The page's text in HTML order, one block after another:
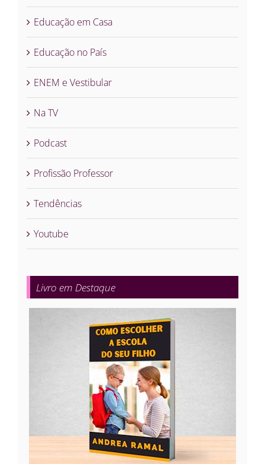
Educação em Casa
Educação no País
ENEM e Vestibular
Na TV
Podcast
Profissão Professor
Tendências
Youtube
Livro em Destaque